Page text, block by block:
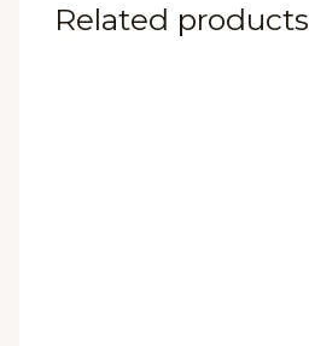
Related products